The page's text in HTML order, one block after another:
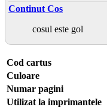
Continut Cos
cosul este gol
Cod cartus
Culoare
Numar pagini
Utilizat la imprimantele